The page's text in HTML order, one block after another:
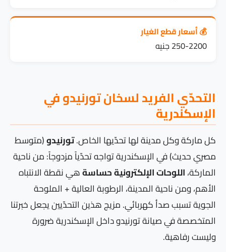
💰 أسعار قطع الغيار
250-2200 جنيه
التحدّي الفريد لسخان تورنيدو في
الإسكندرية
كل ماركة وكل مدينة لها تحدّيها الخاص.تورنيدو(متوسط
مصري حديث) في الإسكندرية تواجه تحدّياً مزدوجاً: من ناحية
الماركة،اللوحات الإلكترونية حساسةهي نقطة الانتباه
الأهم، ومن ناحية المدينة، الرطوبة العالية + الملوحة
الجوية تسبب صدأ كهربائي. مزيج هذين التحدّيين يجعل خبرتنا
المتخصصة في صيانة تورنيدو داخل الإسكندرية ضرورة
وليست رفاهية.